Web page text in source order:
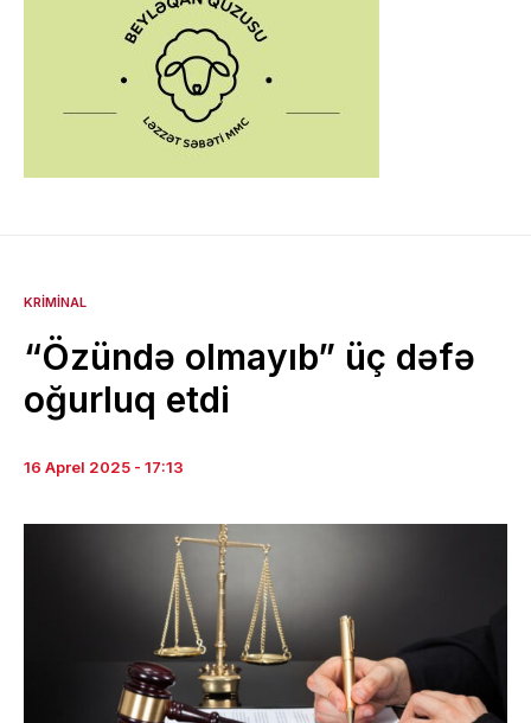
KRIMINAL
“Özündə olmayıb” üç dəfə
oğurluq etdi
16 Aprel 2025 - 17:13